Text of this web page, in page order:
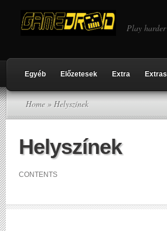
Play harder
Egyéb Előzetesek Extra Extras
Home » Helyszínek
Helyszínek
CONTENTS